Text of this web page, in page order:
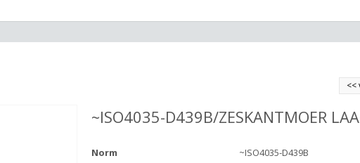
<<
~ISO4035-D439B/ZESKANTMOER
Norm
~ISO4035-D439B